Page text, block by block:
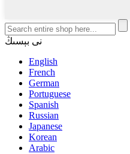
نى بېسىڭ
English
French
German
Portuguese
Spanish
Russian
Japanese
Korean
Arabic